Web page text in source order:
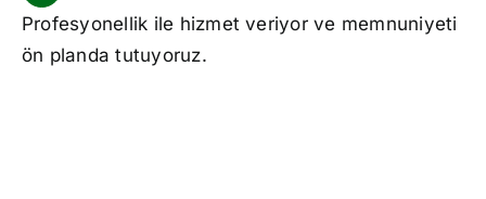
Profesyonellik ile hizmet veriyor ve memnuniyeti
ön planda tutuyoruz.